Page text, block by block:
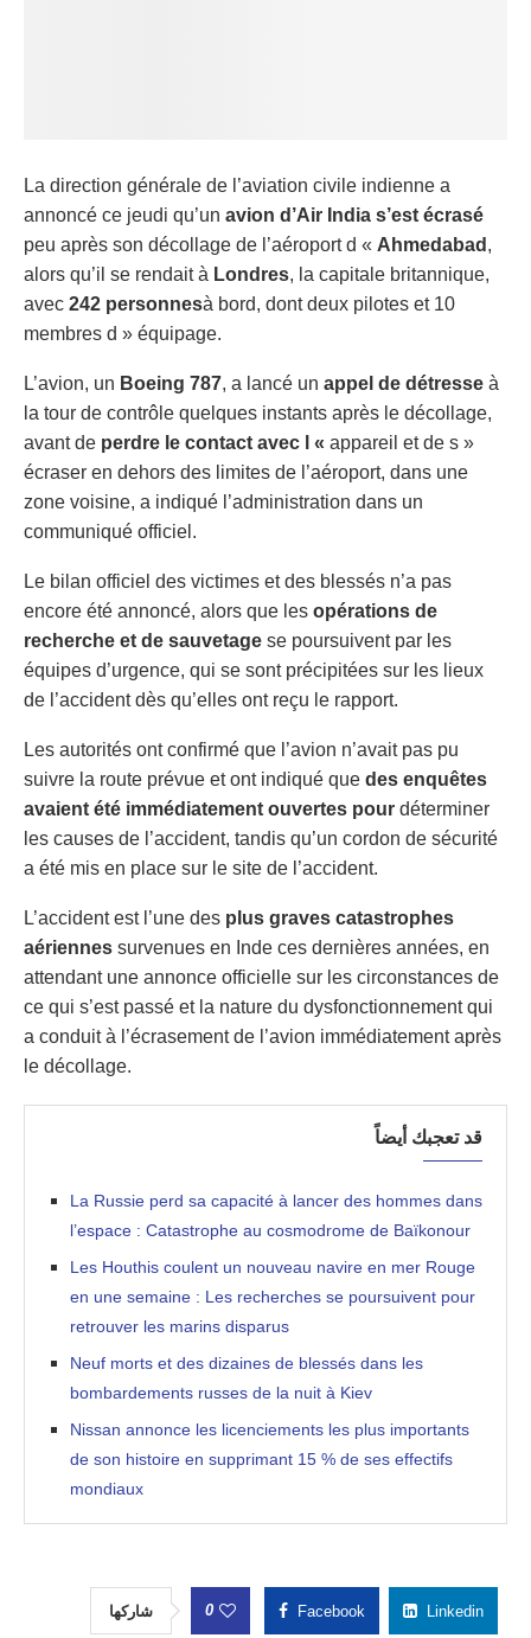
La direction générale de l’aviation civile indienne a
annoncé ce jeudi qu’un avion d’Air India s’est écrasé
peu après son décollage de l’aéroport d « Ahmedabad ,
alors qu’il se rendait à Londres, la capitale britannique,
avec 242 personnesà bord, dont deux pilotes et 10
membres d » équipage.
L’avion, un Boeing 787, a lancé un appel de détresse à
la tour de contrôle quelques instants après le décollage,
avant de perdre le contact avec l « appareil et de s »
écraser en dehors des limites de l’aéroport, dans une
zone voisine, a indiqué l’administration dans un
communiqué officiel.
Le bilan officiel des victimes et des blessés n’a pas
encore été annoncé, alors que les opérations de
recherche et de sauvetage se poursuivent par les
équipes d’urgence, qui se sont précipitées sur les lieux
de l’accident dès qu’elles ont reçu le rapport.
Les autorités ont confirmé que l’avion n’avait pas pu
suivre la route prévue et ont indiqué que des enquêtes
avaient été immédiatement ouvertes pour déterminer
les causes de l’accident, tandis qu’un cordon de sécurité
a été mis en place sur le site de l’accident.
L’accident est l’une des plus graves catastrophes
aériennes survenues en Inde ces dernières années, en
attendant une annonce officielle sur les circonstances de
ce qui s’est passé et la nature du dysfonctionnement qui
a conduit à l’écrasement de l’avion immédiatement après
le décollage.
قد تعجبك أيضاً
La Russie perd sa capacité à lancer des hommes dans
l’espace : Catastrophe au cosmodrome de Baïkonour
Les Houthis coulent un nouveau navire en mer Rouge
en une semaine : Les recherches se poursuivent pour
retrouver les marins disparus
Neuf morts et des dizaines de blessés dans les
bombardements russes de la nuit à Kiev
Nissan annonce les licenciements les plus importants
de son histoire en supprimant 15 % de ses effectifs
mondiaux
شاركها 0 Facebook Linkedin